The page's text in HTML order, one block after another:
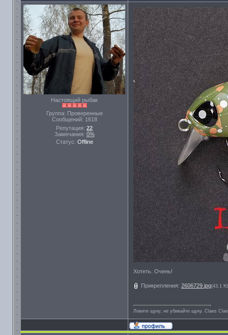
Настоящий рыбак
Группа: Проверенные
Сообщений: 1618
Репутация: 22
Замечания: 0%
Статус: Offline
Хотеть. Очень!
Прикрепления: 2606729.jpg(43.1
Ловите щуку, не убивайте щуку. Сlaes